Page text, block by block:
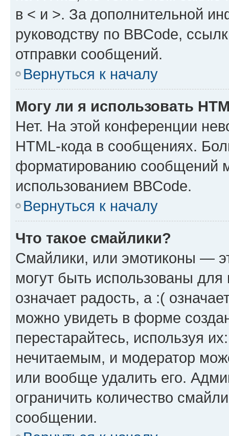
в < и >. За дополнительной
руководству по BBCode,
отправки сообщений.
Вернуться к началу
Могу ли я использовать
Нет. На этой конференции
HTML-кода в сообщениях.
форматированию сообщений
использованием BBCode.
Вернуться к началу
Что такое смайлики?
Смайлики, или эмотиконы —
могут быть использованы
означает радость, а :(
можно увидеть в форме
перестарайтесь, используя
нечитаемым, и модератор
или вообще удалить его.
ограничить количество
сообщении.